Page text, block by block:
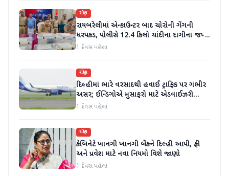
રાષ્ટ્રીય
રાયબરેલીમાં એન્કાઉન્ટર બાદ ચોરોની ગેંગની
ધરપકડ, પોલીસે 12.4 કિલો ચાંદીના દાગીના જપ્ત
કર્યા
1 દિવસ પહેલા
રાષ્ટ્રીય
દિલ્હીમાં ભારે વરસાદથી હવાઈ ટ્રાફિક પર ગંભીર
અસર; ઈન્ડિગોએ મુસાફરો માટે એડવાઈઝરી
જાહેર કરી
1 દિવસ પહેલા
રાષ્ટ્રીય
કેબિનેટે ખાનગી ખાનગી બેંકને દિલ્હી આપી, ફી
અને પ્રવેશ માટે નવા નિયમો વિશે જાણો
1 દિવસ પહેલા